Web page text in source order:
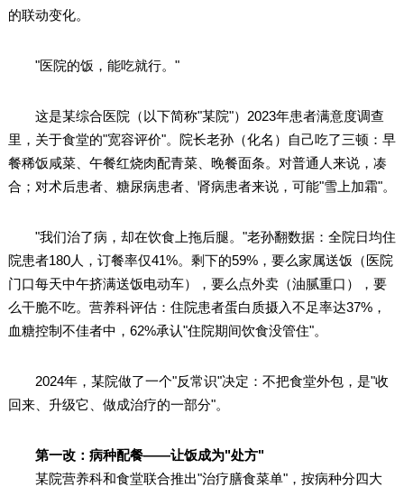
的联动变化。
"医院的饭，能吃就行。"
这是某综合医院（以下简称"某院"）2023年患者满意度调查
里，关于食堂的"宽容评价"。院长老孙（化名）自己吃了三顿：早
餐稀饭咸菜、午餐红烧肉配青菜、晚餐面条。对普通人来说，凑
合；对术后患者、糖尿病患者、肾病患者来说，可能"雪上加霜"。
"我们治了病，却在饮食上拖后腿。"老孙翻数据：全院日均住
院患者180人，订餐率仅41%。剩下的59%，要么家属送饭（医院
门口每天中午挤满送饭电动车），要么点外卖（油腻重口），要
么干脆不吃。营养科评估：住院患者蛋白质摄入不足率达37%，
血糖控制不佳者中，62%承认"住院期间饮食没管住"。
2024年，某院做了一个"反常识"决定：不把食堂外包，是"收
回来、升级它、做成治疗的一部分"。
第一改：病种配餐——让饭成为"处方"
某院营养科和食堂联合推出"治疗膳食菜单"，按病种分四大